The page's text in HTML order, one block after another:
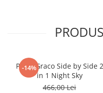
Greutate suportată:
Vârsta recomandată: 1,5 –
Dimensiuni: 50 x 8 x 74 cm.
Greutate: 8,7 kg (10 kg
-14%
Patut Graco Side by Side 2
in 1 Night Sky
466,00 Lei